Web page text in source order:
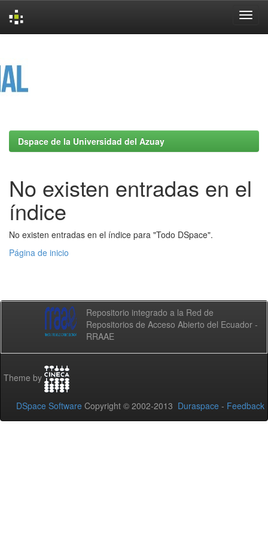
Dspace de la Universidad del Azuay
No existen entradas en el
índice
No existen entradas en el índice para "Todo DSpace".
Página de inicio
Repositorio integrado a la Red de
Repositorios de Acceso Abierto del Ecuador -
RRAAE
Theme by
DSpace Software Copyright © 2002-2013 Duraspace - Feedback